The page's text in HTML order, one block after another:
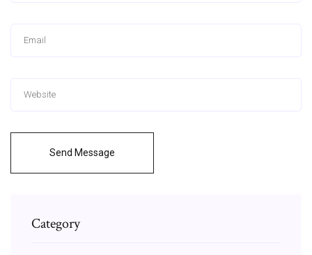
Send Message
Category